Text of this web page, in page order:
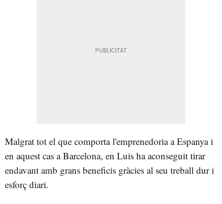
Malgrat tot el que comporta l'emprenedoria a Espanya i
en aquest cas a Barcelona, en Luis ha aconseguit tirar
endavant amb grans beneficis gràcies al seu treball dur i
esforç diari.